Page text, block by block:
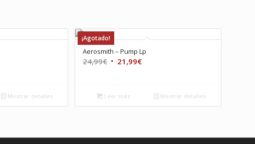
Mostrar detalles
¡Agotado!
Aerosmith – Pump Lp
24,99€ El
era:
24,99€.
21,99€El
21,99€.
Leer más Mostrar detalles